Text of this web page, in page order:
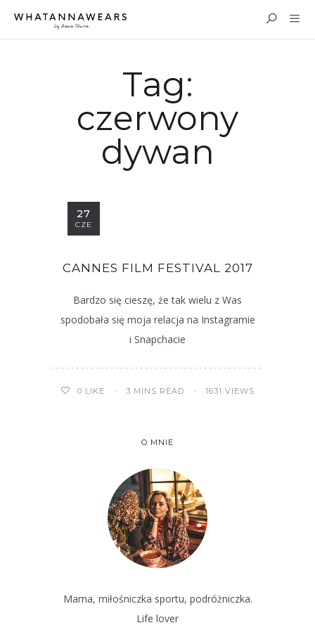
Tag:
czerwony
dywan
27
CZE
CANNES FILM FESTIVAL 2017
Bardzo się cieszę, że tak wielu z Was
spodobała się moja relacja na Instagramie
i Snapchacie
0 LIKE 3 MINS READ 1631 VIEWS
O MNIE
Mama, miłośniczka sportu, podróżniczka.
Life lover